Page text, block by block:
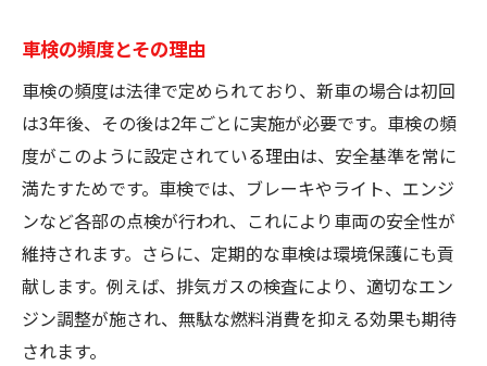
車検の頻度とその理由
車検の頻度は法律で定められており、新車の場合は初回
は3年後、その後は2年ごとに実施が必要です。車検の頻
度がこのように設定されている理由は、安全基準を常に
満たすためです。車検では、ブレーキやライト、エンジ
ンなど各部の点検が行われ、これにより車両の安全性が
維持されます。さらに、定期的な車検は環境保護にも貢
献します。例えば、排気ガスの検査により、適切なエン
ジン調整が施され、無駄な燃料消費を抑える効果も期待
されます。